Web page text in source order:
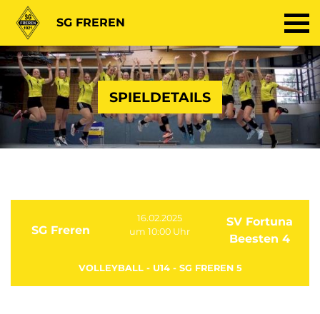
SG FREREN
SPIELDETAILS
SG Freren
16.02.2025
um 10:00 Uhr
SV Fortuna
Beesten 4
VOLLEYBALL - U14 - SG FREREN 5